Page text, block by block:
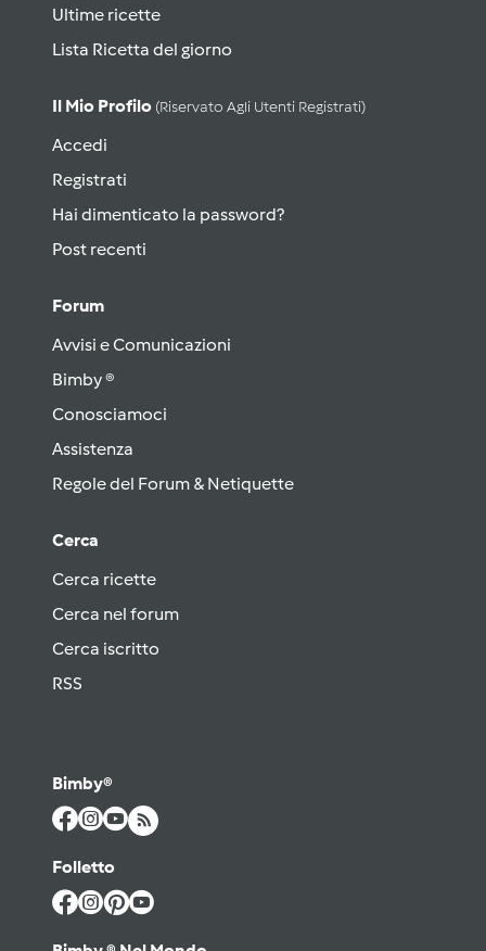
Ultime ricette
Lista Ricetta del giorno
Il Mio Profilo (riservato Agli Utenti Registrati)
Accedi
Registrati
Hai dimenticato la password?
Post recenti
Forum
Avvisi e Comunicazioni
Bimby ®
Conosciamoci
Assistenza
Regole del Forum & Netiquette
Cerca
Cerca ricette
Cerca nel forum
Cerca iscritto
RSS
Bimby®
Folletto